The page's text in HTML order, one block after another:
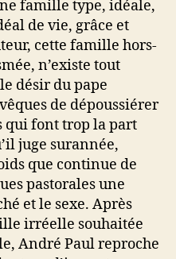
famille type, idéale,
de vie, grâce et
cette famille hors-
n’existe tout
désir du pape
de dépoussiérer
qui font trop la part
juge surannée,
que continue de
pastorales une
et le sexe. Après
irréelle souhaitée
André Paul reproche